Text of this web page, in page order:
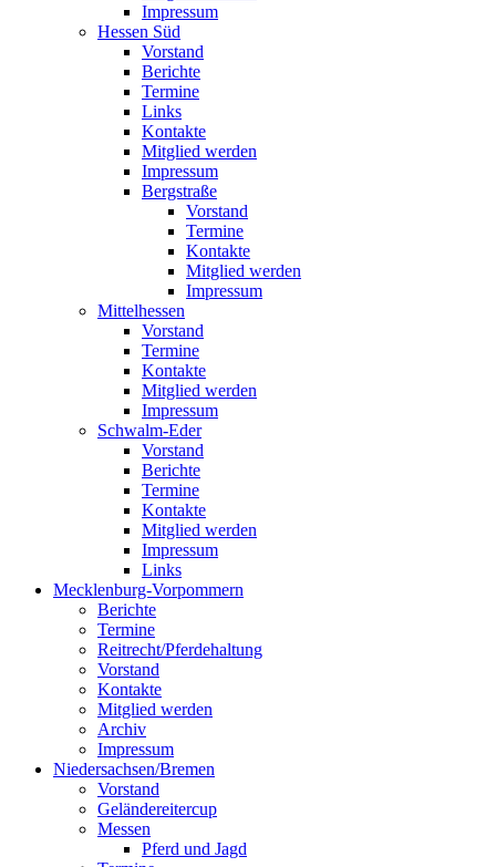
Impressum
Hessen Süd
Vorstand
Berichte
Termine
Links
Kontakte
Mitglied werden
Impressum
Bergstraße
Vorstand
Termine
Kontakte
Mitglied werden
Impressum
Mittelhessen
Vorstand
Termine
Kontakte
Mitglied werden
Impressum
Schwalm-Eder
Vorstand
Berichte
Termine
Kontakte
Mitglied werden
Impressum
Links
Mecklenburg-Vorpommern
Berichte
Termine
Reitrecht/Pferdehaltung
Vorstand
Kontakte
Mitglied werden
Archiv
Impressum
Niedersachsen/Bremen
Vorstand
Geländereitercup
Messen
Pferd und Jagd